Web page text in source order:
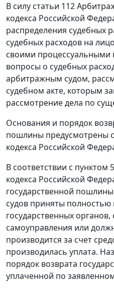
В силу статьи 112
кодекса Российской
распределения судебных
судебных расходов на
своими процессуальными
вопросы о судебных
арбитражным судом,
судебном акте, которым
рассмотрение дела по
Основания и порядок
пошлины предусмотрены
кодекса Российской
В соответствии с пунктом
кодекса Российской
государственной
судов приняты полностью
государственных
самоуправления или
производится за счет
производилась уплата.
порядок возврата
уплаченной по